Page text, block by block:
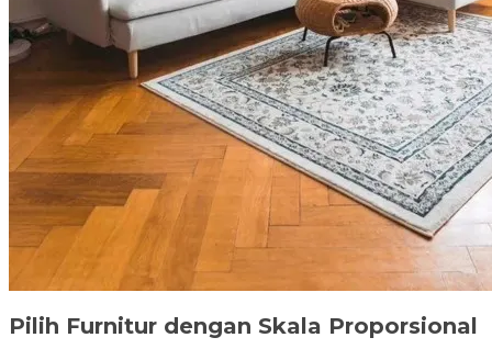
Pilih Furnitur dengan Skala Proporsional